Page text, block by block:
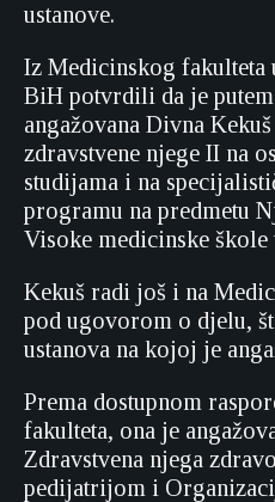
ustanove.
Iz Medicinskog fakulteta
BiH potvrdili da je
angažovana Divna
zdravstvene njege II na
studijama i na
programu na predmetu
Visoke medicinske škole
Kekuš radi još i na
pod ugovorom o djelu,
ustanova na kojoj je
Prema dostupnom
fakulteta, ona je
Zdravstvena njega
pedijatrijom i